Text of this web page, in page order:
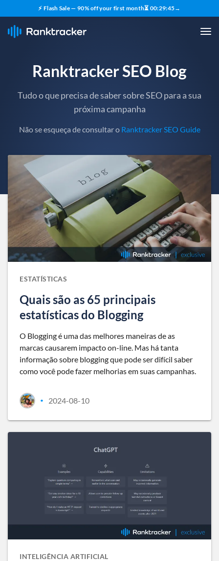
⚡ Flash Sale — 90% off your first month⏳ 00:29:43→
Ranktracker SEO Blog
Tudo o que precisa de saber sobre SEO para a sua
próxima campanha
Não se esqueça de consultar o Ranktracker SEO Guide
ESTATÍSTICAS
Quais são as 65 principais
estatísticas do Blogging
O Blogging é uma das melhores maneiras de as
marcas causarem impacto on-line. Mas há tanta
informação sobre blogging que pode ser difícil saber
como você pode fazer melhorias em suas campanhas.
• 2024-08-10
INTELIGÊNCIA ARTIFICIAL